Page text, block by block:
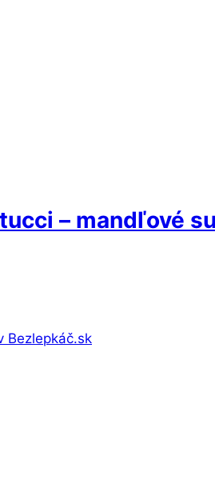
– mandľové
Bezlepkáč.sk